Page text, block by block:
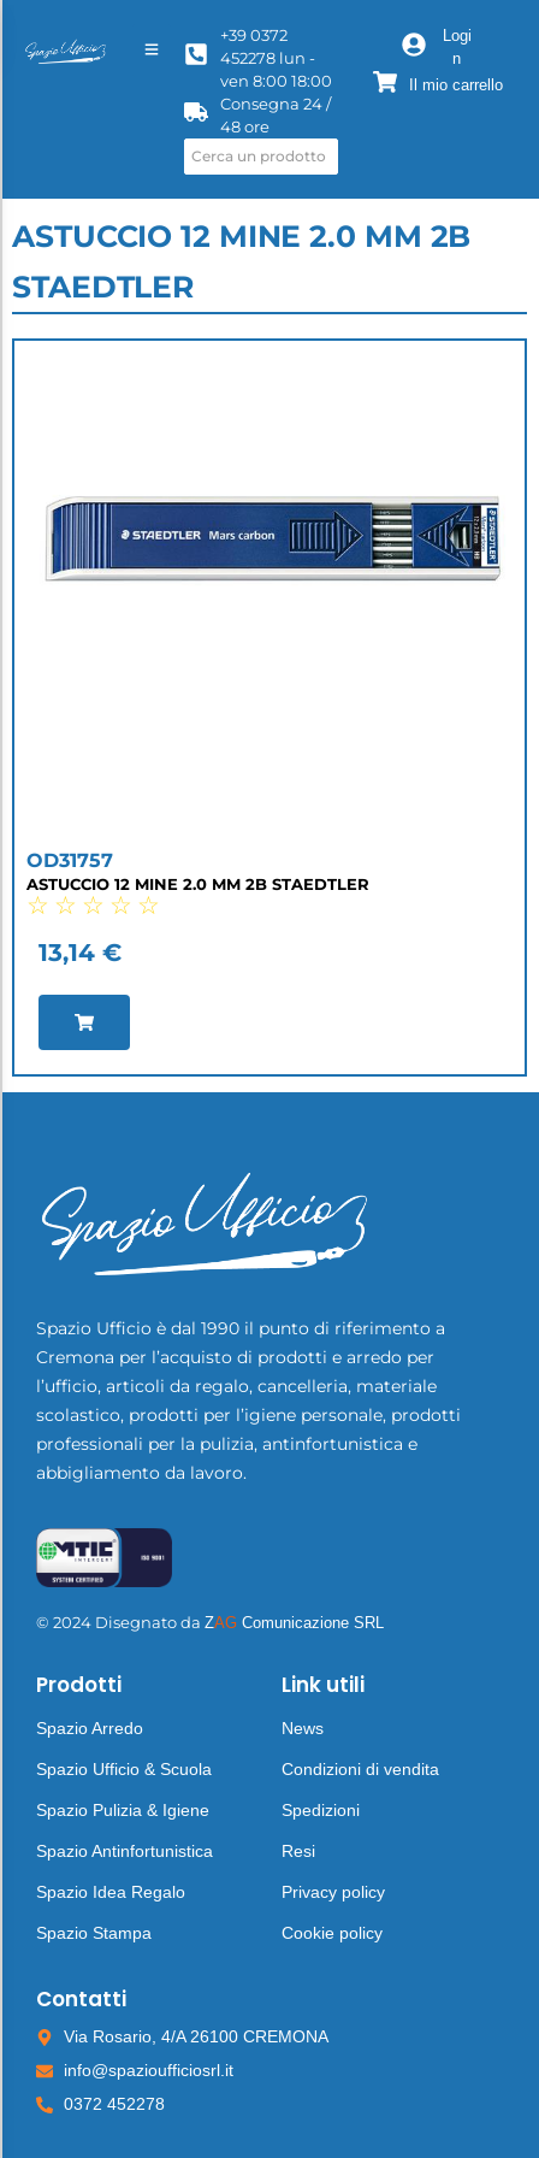
+39 0372
452278 lun -
ven 8:00 18:00
Consegna 24 /
48 ore
Logi
n
Il mio carrello
ASTUCCIO 12 MINE 2.0 MM 2B
STAEDTLER
OD31757
ASTUCCIO 12 MINE 2.0 MM 2B STAEDTLER
☆ ☆ ☆ ☆ ☆
13,14 €
Spazio Ufficio è dal 1990 il punto di riferimento a
Cremona per l’acquisto di prodotti e arredo per
l’ufficio, articoli da regalo, cancelleria, materiale
scolastico, prodotti per l’igiene personale, prodotti
professionali per la pulizia, antinfortunistica e
abbigliamento da lavoro.
© 2024 Disegnato da ZAG Comunicazione SRL
Prodotti
Spazio Arredo
Spazio Ufficio & Scuola
Spazio Pulizia & Igiene
Spazio Antinfortunistica
Spazio Idea Regalo
Spazio Stampa
Link utili
News
Condizioni di vendita
Spedizioni
Resi
Privacy policy
Cookie policy
Contatti
Via Rosario, 4/A 26100 CREMONA
info@spazioufficiosrl.it
0372 452278